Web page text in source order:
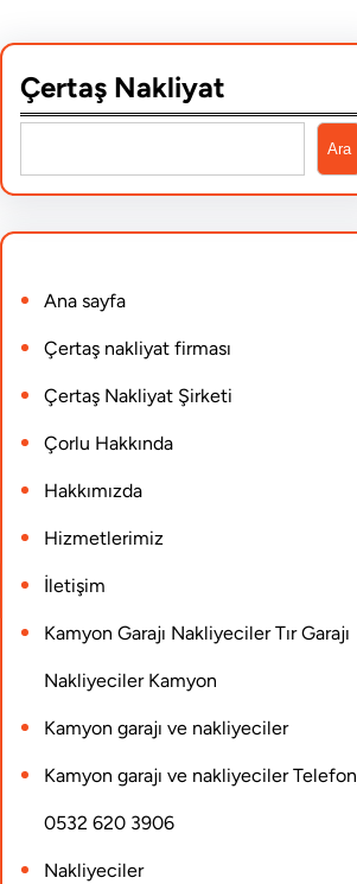
Çertaş Nakliyat
e
a
c
h
Ara
Ana sayfa
Çertaş nakliyat firması
Çertaş Nakliyat Şirketi
Çorlu Hakkında
Hakkımızda
Hizmetlerimiz
İletişim
Kamyon Garajı Nakliyeciler Tır Garajı
Nakliyeciler Kamyon
Kamyon garajı ve nakliyeciler
Kamyon garajı ve nakliyeciler Telefon
0532 620 3906
Nakliyeciler